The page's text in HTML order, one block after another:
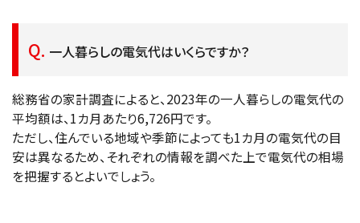
一人暮らしの電気代はいくらですか？
総務省の家計調査によると、2023年の一人暮らしの電気代の
平均額は、1カ月あたり6,726円です。
ただし、住んでいる地域や季節によっても1カ月の電気代の目
安は異なるため、それぞれの情報を調べた上で電気代の相場
を把握するとよいでしょう。